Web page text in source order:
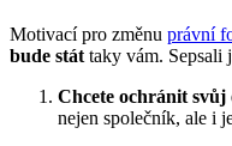
Motivací pro změnu právní
bude stát taky vám. Sepsali
Chcete ochránit svůj
nejen společník, ale i